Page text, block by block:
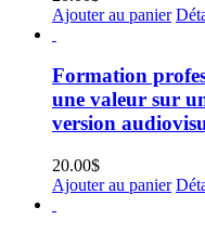
Ajouter au panier
Formation
une valeur sur
version
20.00$
Ajouter au panier